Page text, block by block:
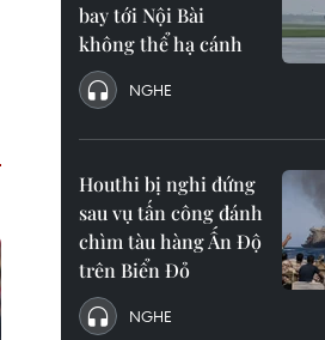
bay tới Nội Bài
không thể hạ cánh
NGHE
Houthi bị nghi đứng
sau vụ tấn công đánh
chìm tàu hàng Ấn Độ
trên Biển Đỏ
NGHE